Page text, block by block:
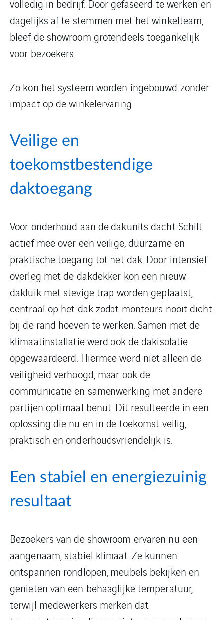
volledig in bedrijf. Door gefaseerd te werken en
dagelijks af te stemmen met het winkelteam,
bleef de showroom grotendeels toegankelijk
voor bezoekers.
Zo kon het systeem worden ingebouwd zonder
impact op de winkelervaring.
Veilige en
toekomstbestendige
daktoegang
Voor onderhoud aan de dakunits dacht Schilt
actief mee over een veilige, duurzame en
praktische toegang tot het dak. Door intensief
overleg met de dakdekker kon een nieuw
dakluik met stevige trap worden geplaatst,
centraal op het dak zodat monteurs nooit dicht
bij de rand hoeven te werken. Samen met de
klimaatinstallatie werd ook de dakisolatie
opgewaardeerd. Hiermee werd niet alleen de
veiligheid verhoogd, maar ook de
communicatie en samenwerking met andere
partijen optimaal benut. Dit resulteerde in een
oplossing die nu en in de toekomst veilig,
praktisch en onderhoudsvriendelijk is.
Een stabiel en energiezuinig
resultaat
Bezoekers van de showroom ervaren nu een
aangenaam, stabiel klimaat. Ze kunnen
ontspannen rondlopen, meubels bekijken en
genieten van een behaaglijke temperatuur,
terwijl medewerkers merken dat